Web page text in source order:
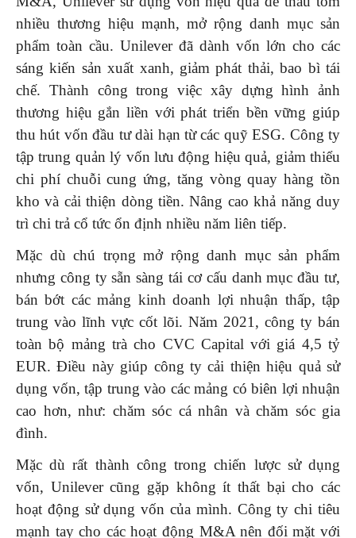
nhiều thương hiệu mạnh, mở rộng danh mục sản
phẩm toàn cầu. Unilever đã dành vốn lớn cho các
sáng kiến sản xuất xanh, giảm phát thải, bao bì tái
chế. Thành công trong việc xây dựng hình ảnh
thương hiệu gắn liền với phát triển bền vững giúp
thu hút vốn đầu tư dài hạn từ các quỹ ESG. Công ty
tập trung quản lý vốn lưu động hiệu quả, giảm thiểu
chi phí chuỗi cung ứng, tăng vòng quay hàng tồn
kho và cải thiện dòng tiền. Nâng cao khả năng duy
trì chi trả cổ tức ổn định nhiều năm liên tiếp.
Mặc dù chú trọng mở rộng danh mục sản phẩm
nhưng công ty sẵn sàng tái cơ cấu danh mục đầu tư,
bán bớt các mảng kinh doanh lợi nhuận thấp, tập
trung vào lĩnh vực cốt lõi. Năm 2021, công ty bán
toàn bộ mảng trà cho CVC Capital với giá 4,5 tỷ
EUR. Điều này giúp công ty cải thiện hiệu quả sử
dụng vốn, tập trung vào các mảng có biên lợi nhuận
cao hơn, như: chăm sóc cá nhân và chăm sóc gia
đình.
Mặc dù rất thành công trong chiến lược sử dụng
vốn, Unilever cũng gặp không ít thất bại cho các
hoạt động sử dụng vốn của mình. Công ty chi tiêu
mạnh tay cho các hoạt động M&A nên đối mặt với